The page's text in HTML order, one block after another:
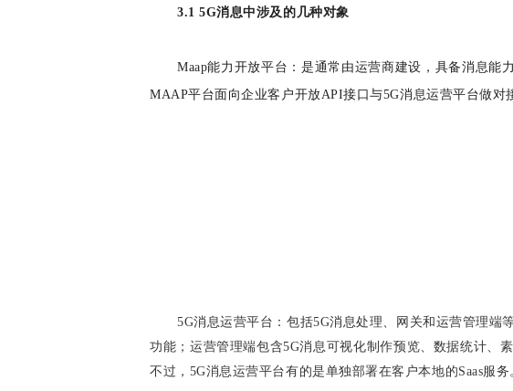
3.1 5G消息中涉及的几种对象
Maap能力开放平台：是通常由运营商建设，具备消息能
MAAP平台面向企业客户开放API接口与5G消息运营平台做对
5G消息运营平台：包括5G消息处理、网关和运营管理
功能；运营管理端包含5G消息可视化制作预览、数据统计、
不过，5G消息运营平台有的是单独部署在客户本地的Saas服务